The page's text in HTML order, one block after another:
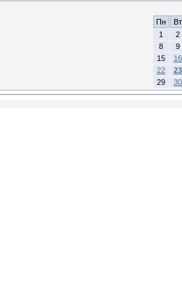
Пн
Вт
1
2
8
9
15
16
22
23
29
30